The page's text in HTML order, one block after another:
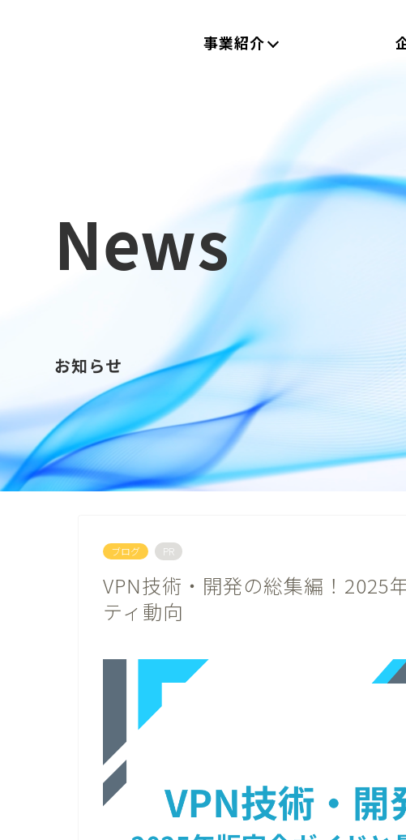
事業紹介
News
お知らせ
ブログ PR
VPN技術・開発の総集編！2025
ティ動向